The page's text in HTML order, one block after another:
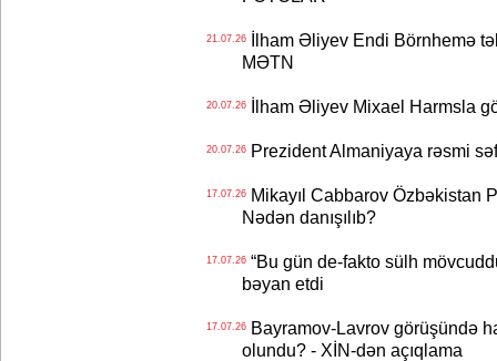
21.07.26İlham Əliyev Endi Börnhemə
MƏTN
20.07.26İlham Əliyev Mixael Harmsla
20.07.26Prezident Almaniyaya rəsmi
17.07.26Mikayıl Cabbarov Özbəkistan
Nədən danışılıb?
17.07.26“Bu gün de-fakto sülh
bəyan etdi
17.07.26Bayramov-Lavrov görüşündə
olundu? - XİN-dən açıqlama